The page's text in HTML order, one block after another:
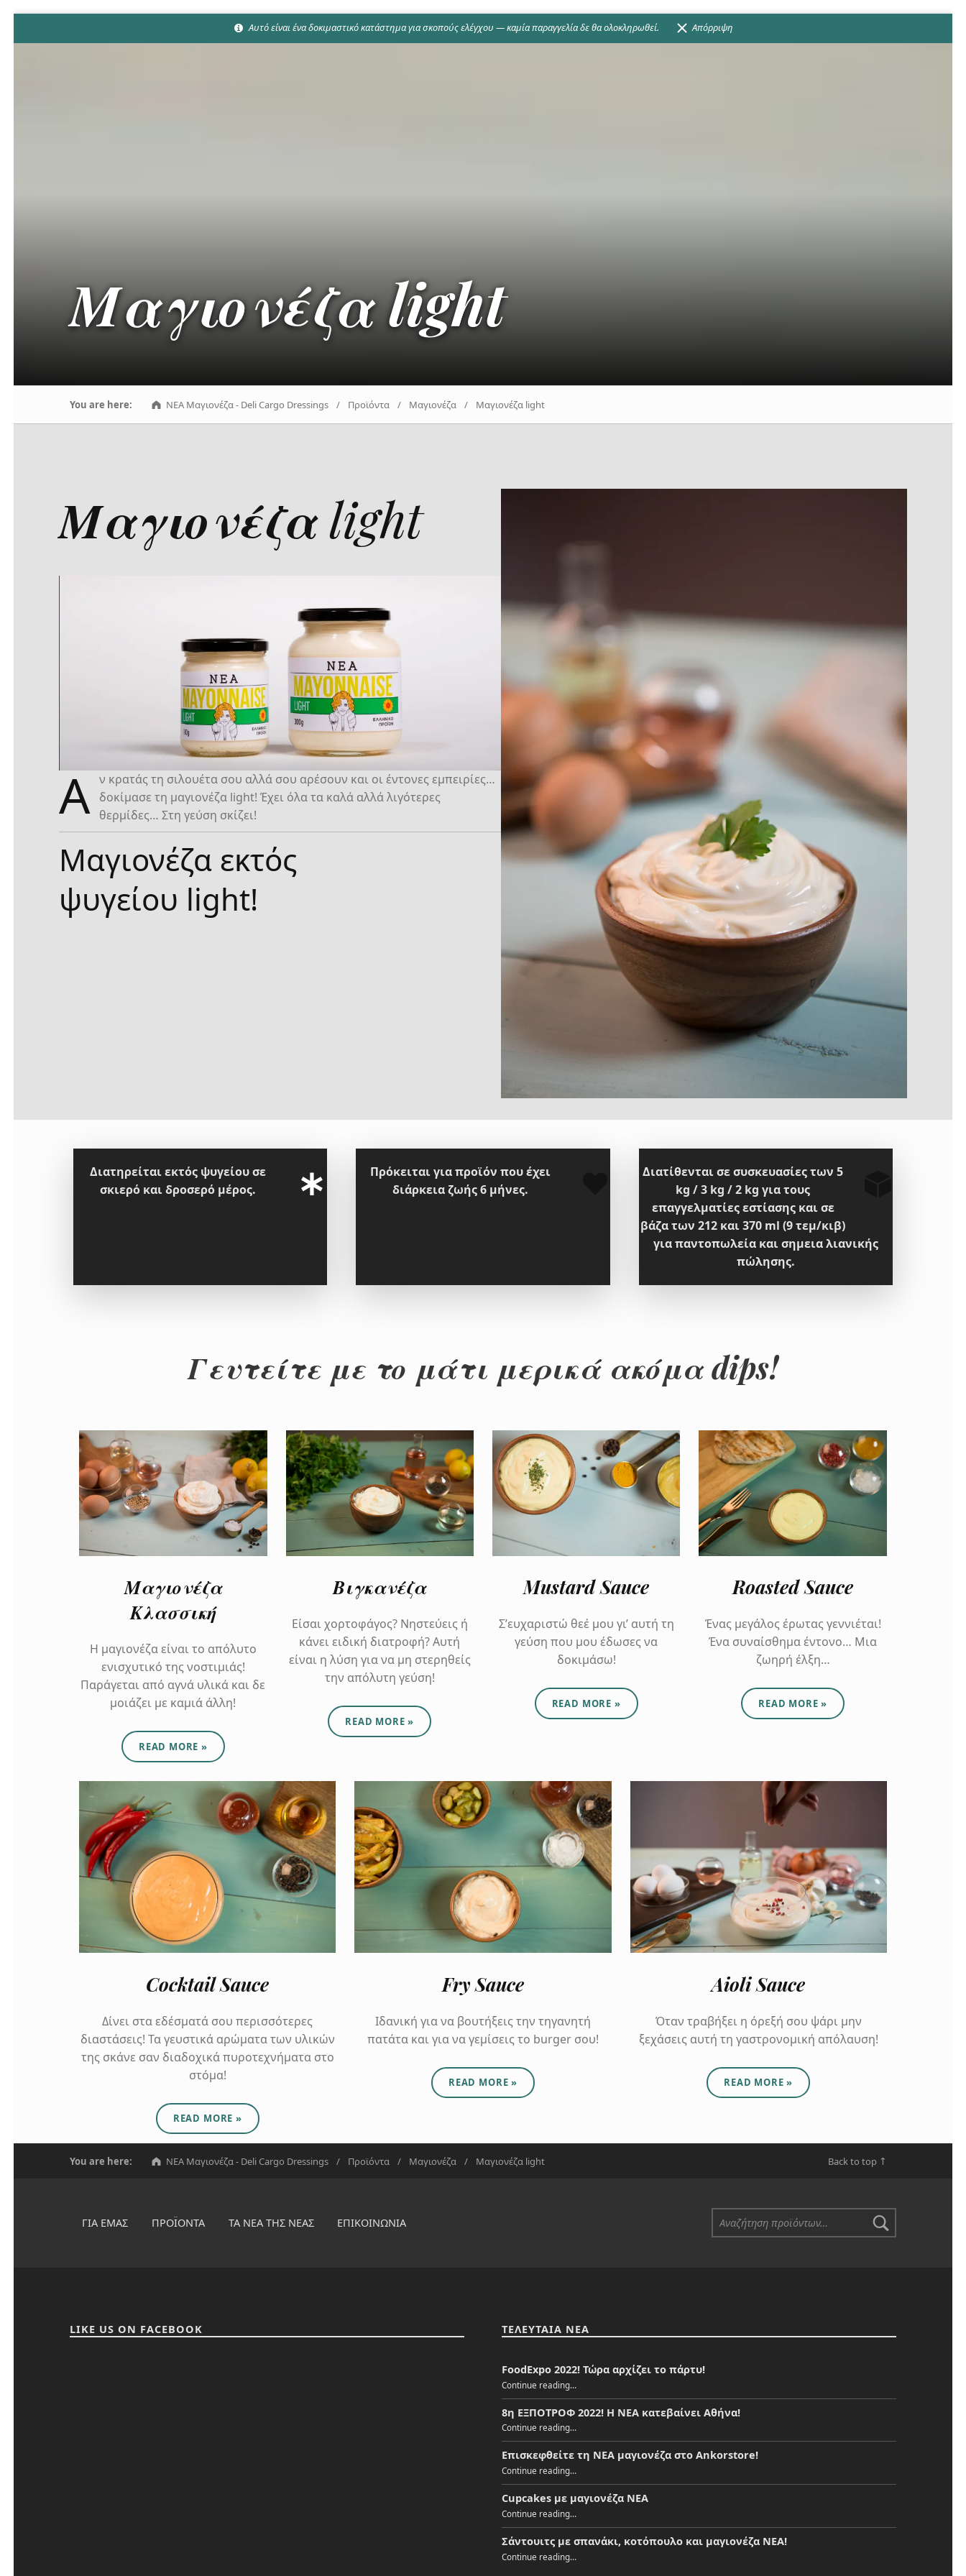
Αυτό είναι ένα δοκιμαστικό κατάστημα για σκοπούς ελέγχου — καμία παραγγελία δε θα ολοκληρωθεί. Απόρριψη
Μαγιονέζα light
You are here: NEA Μαγιονέζα - Deli Cargo Dressings / Προϊόντα / Μαγιονέζα / Μαγιονέζα light
Μαγιονέζαlight
Α ν κρατάς τη σιλουέτα σου αλλά σου αρέσουν και οι έντονες εμπειρίες…
δοκίμασε τη μαγιονέζα light! Έχει όλα τα καλά αλλά λιγότερες
θερμίδες… Στη γεύση σκίζει!
Μαγιονέζα εκτός
ψυγείου light!
Διατηρείται εκτός ψυγείου σε
σκιερό και δροσερό μέρος.
Πρόκειται για προϊόν που έχει
διάρκεια ζωής 6 μήνες.
Διατίθενται σε συσκευασίες των 5
kg / 3 kg / 2 kg για τους
επαγγελματίες εστίασης και σε
βάζα των 212 και 370 ml (9 τεμ/κιβ)
για παντοπωλεία και σημεια λιανικής
πώλησης.
Γευτείτε με το μάτι μερικά ακόμα dips!
Μαγιονέζα
Κλασσική
Η μαγιονέζα είναι το απόλυτο
ενισχυτικό της νοστιμιάς!
Παράγεται από αγνά υλικά και δε
μοιάζει με καμιά άλλη!
READ MORE ABOUT "ΜΑΓΙΟΝΈΖΑ ΚΛΑΣΣΙΚΉ"
»
Βιγκανέζα
Είσαι χορτοφάγος? Νηστεύεις ή
κάνει ειδική διατροφή? Αυτή
είναι η λύση για να μη στερηθείς
την απόλυτη γεύση!
READ MORE
ABOUT "ΒΙΓΚΑΝΈΖΑ"
»
Mustard Sauce
Σ’ευχαριστώ θεέ μου γι’ αυτή τη
γεύση που μου έδωσες να
δοκιμάσω!
READ MORE ABOUT "MUSTARD SAUCE"
»
Roasted Sauce
Ένας μεγάλος έρωτας γεννιέται!
Ένα συναίσθημα έντονο… Μια
ζωηρή έλξη…
READ MORE ABOUT "ROASTED SAUCE"
»
Cocktail Sauce
Δίνει στα εδέσματά σου περισσότερες
διαστάσεις! Τα γευστικά αρώματα των υλικών
της σκάνε σαν διαδοχικά πυροτεχνήματα στο
στόμα!
READ MORE ABOUT "COCKTAIL SAUCE"
»
Fry Sauce
Ιδανική για να βουτήξεις την τηγανητή
πατάτα και για να γεμίσεις το burger σου!
READ MORE ABOUT "FRY SAUCE"
»
Aioli Sauce
Όταν τραβήξει η όρεξή σου ψάρι μην
ξεχάσεις αυτή τη γαστρονομική απόλαυση!
READ MORE ABOUT "AIOLI SAUCE"
»
Skip back to navigation
Back to top ↑
You are here: NEA Μαγιονέζα - Deli Cargo Dressings / Προϊόντα / Μαγιονέζα / Μαγιονέζα light
ΓΙΑ ΕΜΆΣ ΠΡΟΪΌΝΤΑ ΤΑ ΝΈΑ ΤΗΣ ΝΈΑΣ ΕΠΙΚΟΙΝΩΝΊΑ
Αναζήτηση για:
LIKE US ON FACEBOOK ΤΕΛΕΥΤΑΙΑ ΝΕΑ
FoodExpo 2022! Τώρα αρχίζει το πάρτυ!
Continue reading“FoodExpo 2022! Τώρα αρχίζει το πάρτυ!”
…
8η ΕΞΠΟΤΡΟΦ 2022! Η ΝΕΑ κατεβαίνει Αθήνα!
Continue reading“8η ΕΞΠΟΤΡΟΦ 2022! Η ΝΕΑ κατεβαίνει Αθήνα!”
…
Επισκεφθείτε τη ΝΕΑ μαγιονέζα στο Ankorstore!
Continue reading“Επισκεφθείτε τη ΝΕΑ μαγιονέζα στο Ankorstore!”
…
Cupcakes με μαγιονέζα NEA
Continue reading…
Σάντουιτς με σπανάκι, κοτόπουλο και μαγιονέζα NEA!
Continue reading“Σάντουιτς με σπανάκι, κοτόπουλο και μαγιονέζα NEA!”
…